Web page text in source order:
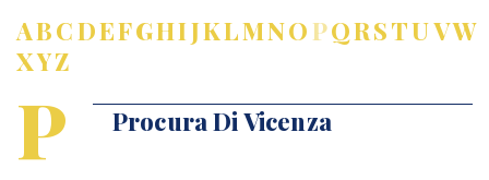
ABCDEFGHIJKLMNOPQRSTUVW
XYZ
P Procura Di Vicenza